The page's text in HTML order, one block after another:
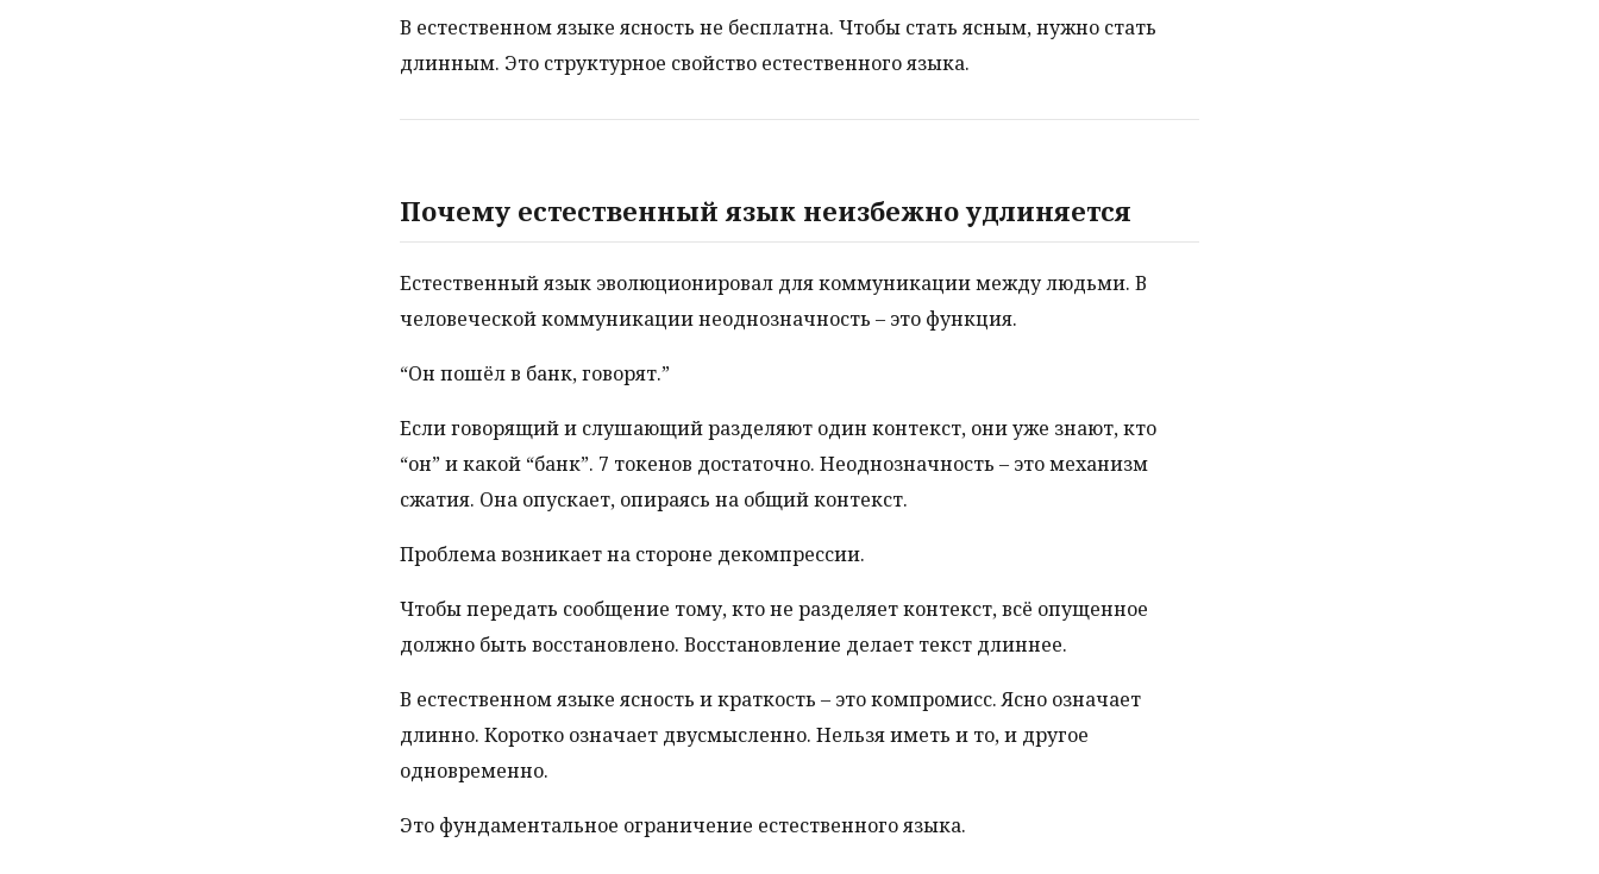
В естественном языке ясность не бесплатна. Чтобы стать ясным, нужно стать
длинным. Это структурное свойство естественного языка.
Почему естественный язык неизбежно удлиняется
Естественный язык эволюционировал для коммуникации между людьми. В
человеческой коммуникации неоднозначность – это функция.
“Он пошёл в банк, говорят.”
Если говорящий и слушающий разделяют один контекст, они уже знают, кто
“он” и какой “банк”. 7 токенов достаточно. Неоднозначность – это механизм
сжатия. Она опускает, опираясь на общий контекст.
Проблема возникает на стороне декомпрессии.
Чтобы передать сообщение тому, кто не разделяет контекст, всё опущенное
должно быть восстановлено. Восстановление делает текст длиннее.
В естественном языке ясность и краткость – это компромисс. Ясно означает
длинно. Коротко означает двусмысленно. Нельзя иметь и то, и другое
одновременно.
Это фундаментальное ограничение естественного языка.